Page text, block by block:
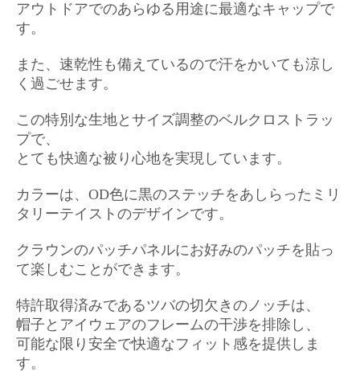
アウトドアでのあらゆる用途に最適なキャップで
す。
また、速乾性も備えているので汗をかいても涼し
く過ごせます。
この特別な生地とサイズ調整のベルクロストラッ
プで、
とても快適な被り心地を実現しています。
カラーは、OD色に黒のステッチをあしらったミリ
タリーテイストのデザインです。
クラウンのパッチパネルにお好みのパッチを貼っ
て楽しむことができます。
特許取得済みであるツバの切欠きのノッチは、
帽子とアイウェアのフレームの干渉を排除し、
可能な限り安全で快適なフィット感を提供しま
す。